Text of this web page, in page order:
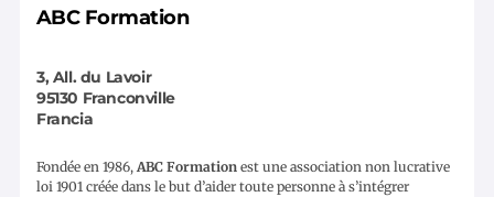
ABC Formation
3, All. du Lavoir
95130 Franconville
Francia
Fondée en 1986, ABC Formationest une association non lucrative
loi 1901 créée dans le but d’aider toute personne à s’intégrer